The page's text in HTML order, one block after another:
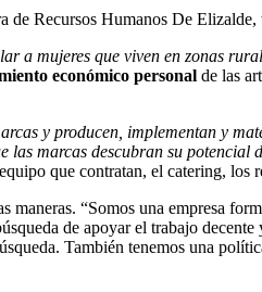
de Recursos Humanos De
a mujeres que viven en zonas
económico personal de las
y producen, implementan y
marcas descubran su
que contratan, el catering, los
“Somos una empresa
de apoyar el trabajo
También tenemos una